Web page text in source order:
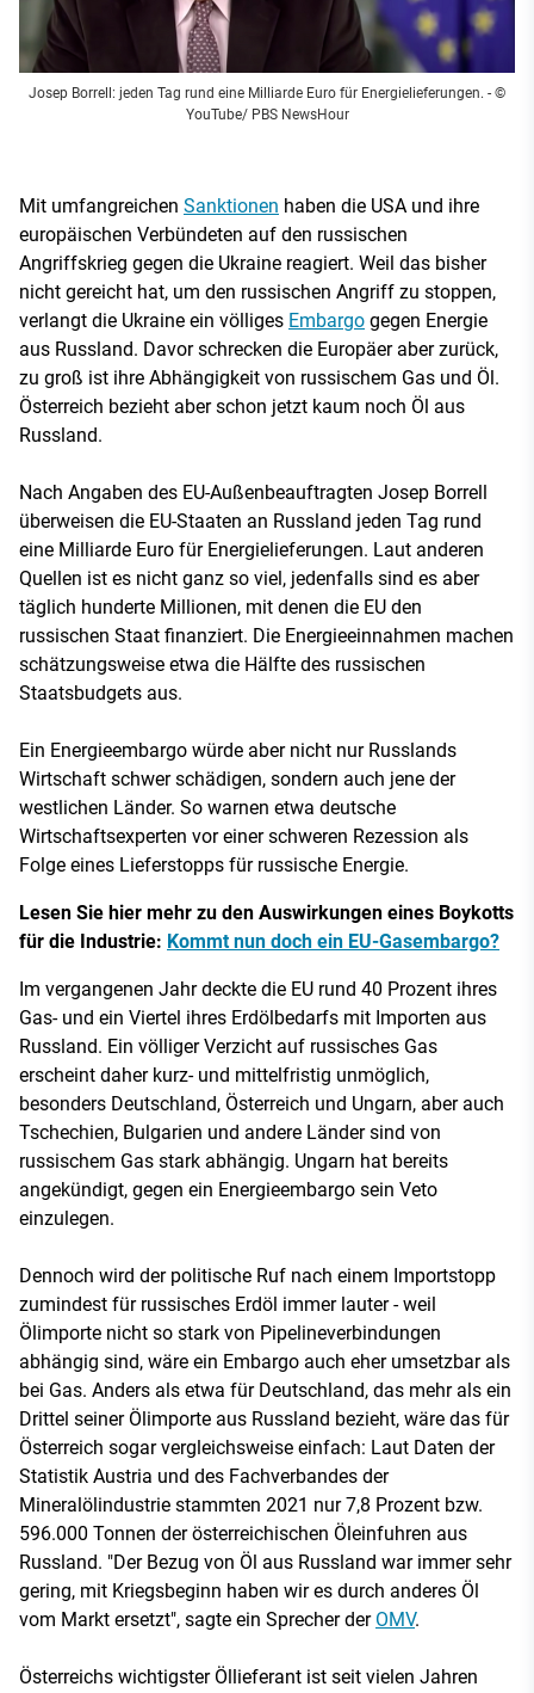
Josep Borrell: jeden Tag rund eine Milliarde Euro für Energielieferungen. - ©
YouTube/ PBS NewsHour
Mit umfangreichen Sanktionen haben die USA und ihre
europäischen Verbündeten auf den russischen
Angriffskrieg gegen die Ukraine reagiert. Weil das bisher
nicht gereicht hat, um den russischen Angriff zu stoppen,
verlangt die Ukraine ein völliges Embargo gegen Energie
aus Russland. Davor schrecken die Europäer aber zurück,
zu groß ist ihre Abhängigkeit von russischem Gas und Öl.
Österreich bezieht aber schon jetzt kaum noch Öl aus
Russland.
Nach Angaben des EU-Außenbeauftragten Josep Borrell
überweisen die EU-Staaten an Russland jeden Tag rund
eine Milliarde Euro für Energielieferungen. Laut anderen
Quellen ist es nicht ganz so viel, jedenfalls sind es aber
täglich hunderte Millionen, mit denen die EU den
russischen Staat finanziert. Die Energieeinnahmen machen
schätzungsweise etwa die Hälfte des russischen
Staatsbudgets aus.
Ein Energieembargo würde aber nicht nur Russlands
Wirtschaft schwer schädigen, sondern auch jene der
westlichen Länder. So warnen etwa deutsche
Wirtschaftsexperten vor einer schweren Rezession als
Folge eines Lieferstopps für russische Energie.
Lesen Sie hier mehr zu den Auswirkungen eines Boykotts
für die Industrie: Kommt nun doch ein EU-Gasembargo?
Im vergangenen Jahr deckte die EU rund 40 Prozent ihres
Gas- und ein Viertel ihres Erdölbedarfs mit Importen aus
Russland. Ein völliger Verzicht auf russisches Gas
erscheint daher kurz- und mittelfristig unmöglich,
besonders Deutschland, Österreich und Ungarn, aber auch
Tschechien, Bulgarien und andere Länder sind von
russischem Gas stark abhängig. Ungarn hat bereits
angekündigt, gegen ein Energieembargo sein Veto
einzulegen.
Dennoch wird der politische Ruf nach einem Importstopp
zumindest für russisches Erdöl immer lauter - weil
Ölimporte nicht so stark von Pipelineverbindungen
abhängig sind, wäre ein Embargo auch eher umsetzbar als
bei Gas. Anders als etwa für Deutschland, das mehr als ein
Drittel seiner Ölimporte aus Russland bezieht, wäre das für
Österreich sogar vergleichsweise einfach: Laut Daten der
Statistik Austria und des Fachverbandes der
Mineralölindustrie stammten 2021 nur 7,8 Prozent bzw.
596.000 Tonnen der österreichischen Öleinfuhren aus
Russland. "Der Bezug von Öl aus Russland war immer sehr
gering, mit Kriegsbeginn haben wir es durch anderes Öl
vom Markt ersetzt", sagte ein Sprecher der OMV.
Österreichs wichtigster Öllieferant ist seit vielen Jahren